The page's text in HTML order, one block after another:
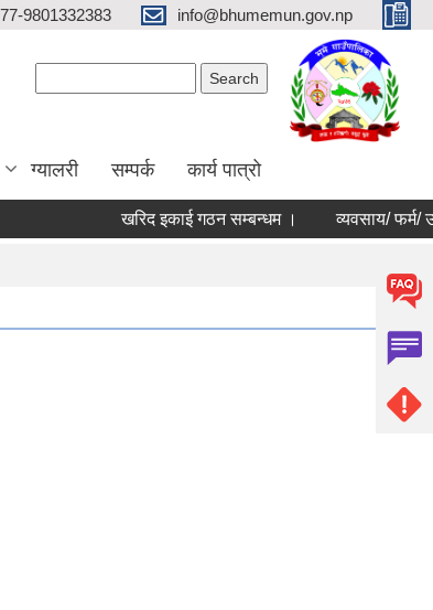
9801332383 info@bhumemun.gov.np
ग्यालरी सम्पर्क कार्य पात्रो
खरिद इकाई गठन सम्बन्धम । व्यवसाय/ फर्म/